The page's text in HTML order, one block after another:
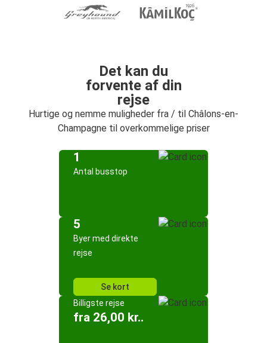
Det kan du
forvente af din
rejse
Hurtige og nemme muligheder fra / til Châlons-en-
Champagne til overkommelige priser
1
Antal busstop
5
Byer med direkte
rejse
Se kort
Billigste rejse
fra 26,00 kr..